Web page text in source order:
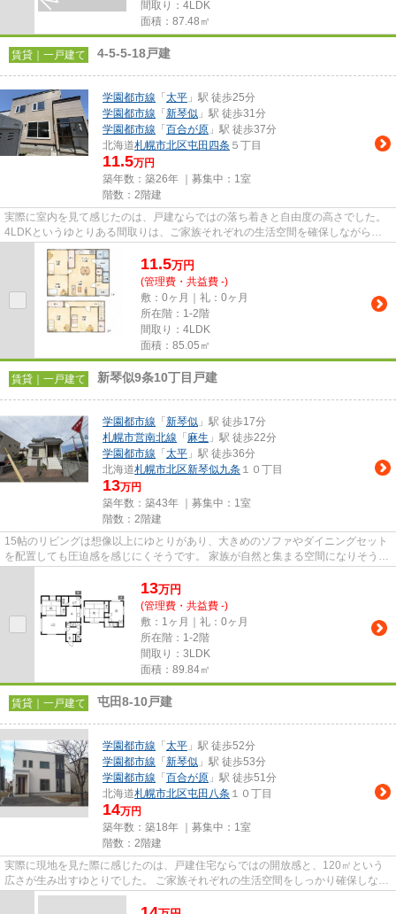
間取り：4LDK
面積：87.48㎡
賃貸｜一戸建て 4-5-5-18戸建
学園都市線 「 太平 」駅 徒歩25分
学園都市線 「 新琴似 」駅 徒歩31分
学園都市線 「 百合が原 」駅 徒歩37分
北海道札幌市北区屯田四条 ５丁目
11.5万円
築年数：築26年 ｜募集中： 1室
階数：2階建
実際に室内を見て感じたのは、戸建ならではの落ち着きと自由度の高さでした。
4LDKというゆとりある間取りは、ご家族それぞれの生活空間を確保しながら暮
らせるため、長く快適に住み続...
11.5万円
(管理費・共益費 -)
敷：0ヶ月｜礼：0ヶ月
所在階：1-2階
間取り：4LDK
面積：85.05㎡
賃貸｜一戸建て 新琴似9条10丁目戸建
学園都市線 「 新琴似 」駅 徒歩17分
札幌市営南北線 「 麻生 」駅 徒歩22分
学園都市線 「 太平 」駅 徒歩36分
北海道札幌市北区新琴似九条 １０丁目
13万円
築年数：築43年 ｜募集中： 1室
階数：2階建
15帖のリビングは想像以上にゆとりがあり、大きめのソファやダイニングセット
を配置しても圧迫感を感じにくそうです。 家族が自然と集まる空間になりそう
13万円
(管理費・共益費 -)
敷：1ヶ月｜礼：0ヶ月
所在階：1-2階
間取り：3LDK
面積：89.84㎡
賃貸｜一戸建て 屯田8-10戸建
学園都市線 「 太平 」駅 徒歩52分
学園都市線 「 新琴似 」駅 徒歩53分
学園都市線 「 百合が原 」駅 徒歩51分
北海道札幌市北区屯田八条 １０丁目
14万円
築年数：築18年 ｜募集中： 1室
階数：2階建
実際に現地を見た際に感じたのは、戸建住宅ならではの開放感と、120㎡という
広さが生み出すゆとりでした。 ご家族それぞれの生活空間をしっかり確保しなが
ら、家族が集まる時間も大切...